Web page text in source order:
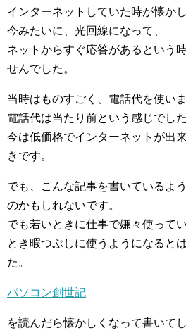
インターネットしていた時が懐かし
今みたいに、光回線になって、
ネットからすぐ応答があるという
せんでした。
当時はものすごく、電話代を使い
電話代は当たり前という感じでした
今は低価格でインターネットが出
きです。
でも、こんな記事を書いているよ
のかもしれないです。
でも若いときに仕事で嫌々使って
とき暇つぶしに使うようになると
た。
パソコン創世記
を読んだら懐かしくなって書いて